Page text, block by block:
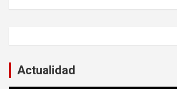
Actualidad